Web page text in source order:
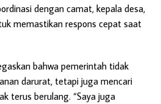
dengan camat, kepala desa,
memastikan respons cepat saat
bahwa pemerintah tidak
darurat, tetapi juga mencari
terus berulang. “Saya juga